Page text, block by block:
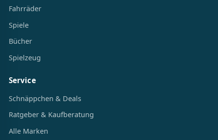
Fahrräder
Spiele
Bücher
Spielzeug
Service
Schnäppchen & Deals
Ratgeber & Kaufberatung
Alle Marken